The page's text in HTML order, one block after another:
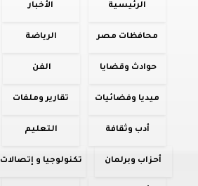
الرئيسية الأخبار
محافظات مصر الرياضة
حوادث وقضايا الفن
ميديا وفضائيات تقارير وملفات
أدب وثقافة التعليم
أحزاب وبرلمان تكنولوجيا و إتصالات